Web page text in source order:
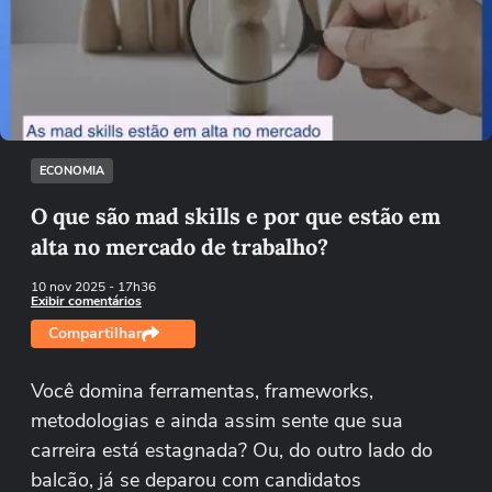
Não foi possível reproduzir o vídeo
Tentar novamente
ECONOMIA
O que são mad skills e por que estão em
alta no mercado de trabalho?
10 nov 2025- 17h36
Exibir comentários
Compartilhar
Você domina ferramentas, frameworks,
metodologias e ainda assim sente que sua
carreira está estagnada? Ou, do outro lado do
balcão, já se deparou com candidatos